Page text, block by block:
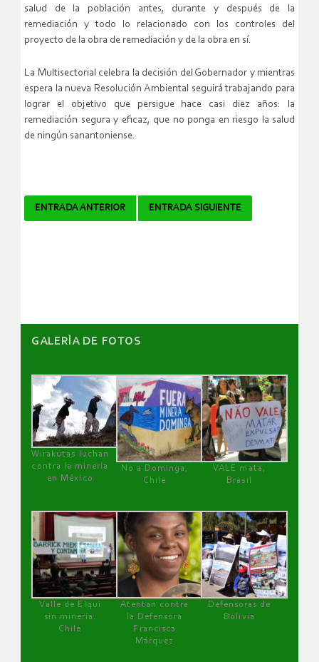
salud de la población antes, durante y después de la
remediación y todo lo relacionado con los controles del
proyecto de la obra de remediación y de la obra en sí.
La Multisectorial celebra la decisión del Gobernador y mientras
espera la nueva Resolución Ambiental seguirá trabajando para
lograr el objetivo que persigue hace casi diez años: la
remediación segura y eficaz, que no ponga en riesgo la salud
de ningún sanantoniense.
Navegador
ENTRADA ANTERIOR ENTRADA SIGUIENTE
GALERÌA DE FOTOS
Wirakutas luchan
contra la minería
en México
No a Dominga,
Chile
VALE mata,
Brasil
Valle de Elqui
sin minería.
Chile
Atentan contra
la Defensora
Francisca
Márquez
Defensoras de
Bolivia